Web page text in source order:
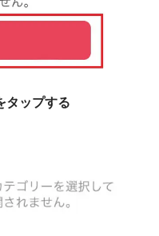
タップする